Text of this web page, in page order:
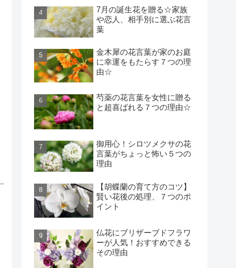
7月の誕生花を贈る☆家族
や恋人、相手別に選ぶ花言
葉
金木犀の花言葉が家のお庭
に幸運をもたらす７つの理
由☆
芍薬の花言葉を女性に贈る
と超喜ばれる７つの理由☆
御用心！シロツメクサの花
言葉がちょっと怖い５つの
理由
【胡蝶蘭の育て方のコツ】
賢い花後の処理、７つのポ
イント
仏花にブリザーブドフラワ
ーが人気！おすすめできる
その理由